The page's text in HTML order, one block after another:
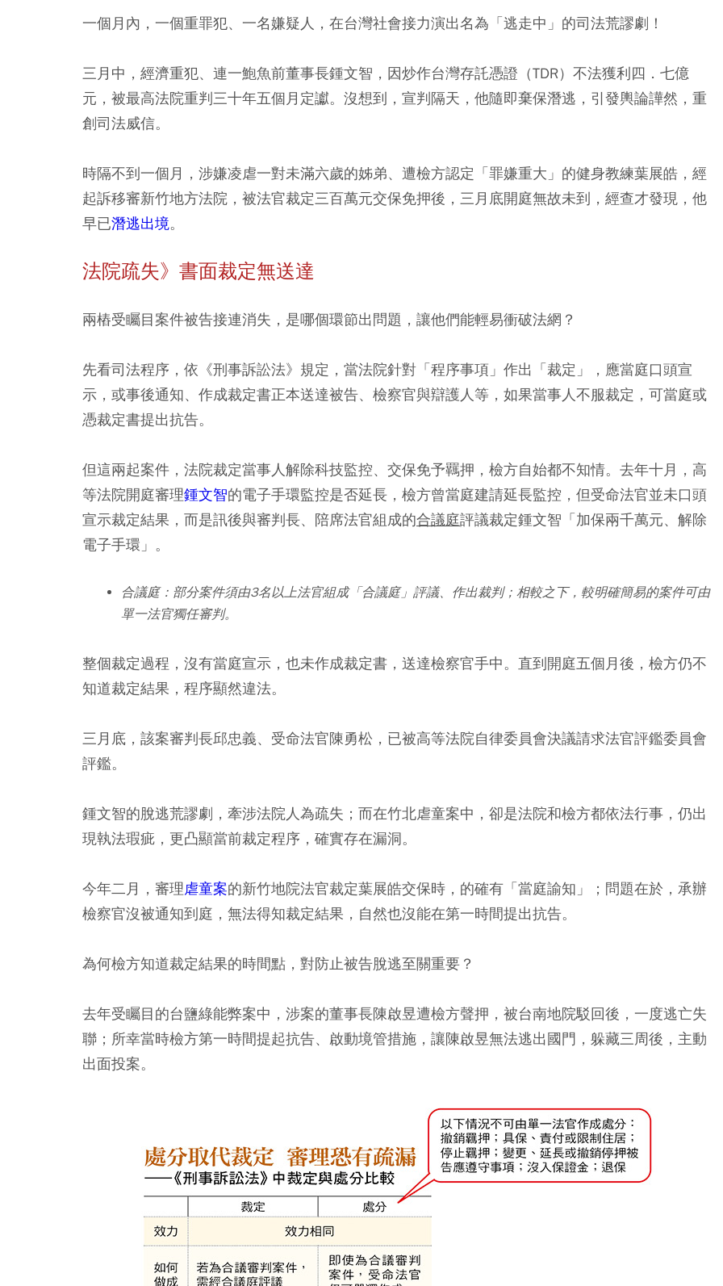
一個月內，一個重罪犯、一名嫌疑人，在台灣社會接力演出名為「逃走中」的司法荒謬劇！
三月中，經濟重犯、連一鮑魚前董事長鍾文智，因炒作台灣存託憑證（TDR）不法獲利四．七億
元，被最高法院重判三十年五個月定讞。沒想到，宣判隔天，他隨即棄保潛逃，引發輿論譁然，重
創司法威信。
時隔不到一個月，涉嫌凌虐一對未滿六歲的姊弟、遭檢方認定「罪嫌重大」的健身教練葉展皓，經
起訴移審新竹地方法院，被法官裁定三百萬元交保免押後，三月底開庭無故未到，經查才發現，他
早已潛逃出境。
法院疏失》書面裁定無送達
兩樁受矚目案件被告接連消失，是哪個環節出問題，讓他們能輕易衝破法網？
先看司法程序，依《刑事訴訟法》規定，當法院針對「程序事項」作出「裁定」，應當庭口頭宣
示，或事後通知、作成裁定書正本送達被告、檢察官與辯護人等，如果當事人不服裁定，可當庭或
憑裁定書提出抗告。
但這兩起案件，法院裁定當事人解除科技監控、交保免予羈押，檢方自始都不知情。去年十月，高
等法院開庭審理鍾文智的電子手環監控是否延長，檢方曾當庭建請延長監控，但受命法官並未口頭
宣示裁定結果，而是訊後與審判長、陪席法官組成的合議庭評議裁定鍾文智「加保兩千萬元、解除
電子手環」。
合議庭：部分案件須由3名以上法官組成「合議庭」評議、作出裁判；相較之下，較明確簡易的案件可由
單一法官獨任審判。
整個裁定過程，沒有當庭宣示，也未作成裁定書，送達檢察官手中。直到開庭五個月後，檢方仍不
知道裁定結果，程序顯然違法。
三月底，該案審判長邱忠義、受命法官陳勇松，已被高等法院自律委員會決議請求法官評鑑委員會
評鑑。
鍾文智的脫逃荒謬劇，牽涉法院人為疏失；而在竹北虐童案中，卻是法院和檢方都依法行事，仍出
現執法瑕疵，更凸顯當前裁定程序，確實存在漏洞。
今年二月，審理虐童案的新竹地院法官裁定葉展皓交保時，的確有「當庭諭知」；問題在於，承辦
檢察官沒被通知到庭，無法得知裁定結果，自然也沒能在第一時間提出抗告。
為何檢方知道裁定結果的時間點，對防止被告脫逃至關重要？
去年受矚目的台鹽綠能弊案中，涉案的董事長陳啟昱遭檢方聲押，被台南地院駁回後，一度逃亡失
聯；所幸當時檢方第一時間提起抗告、啟動境管措施，讓陳啟昱無法逃出國門，躲藏三周後，主動
出面投案。